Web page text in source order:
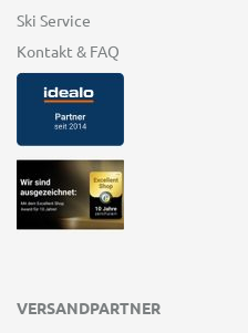
Ski Service
Kontakt & FAQ
VERSANDPARTNER